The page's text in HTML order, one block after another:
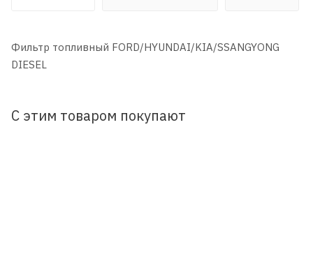
Фильтр топливный FORD/HYUNDAI/KIA/SSANGYONG
DIESEL
С этим товаром покупают